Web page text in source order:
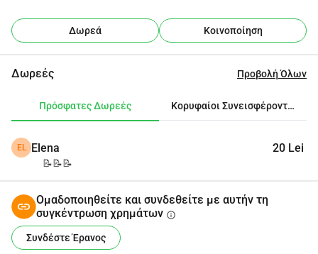
Δωρεά Κοινοποίηση
Δωρεές Προβολή Όλων
Πρόσφατες Δωρεές Κορυφαίοι Συνεισφέροντες
EL Elena 20 Lei
📝📝📝
Ομαδοποιηθείτε και συνδεθείτε με αυτήν τη
συγκέντρωση χρημάτων info
Συνδέστε Έρανος